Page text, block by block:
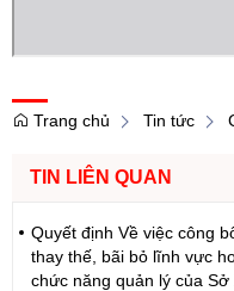
Trang chủ Tin tức
TIN LIÊN QUAN
Quyết định Về việc công
thay thế, bãi bỏ lĩnh vực
chức năng quản lý của